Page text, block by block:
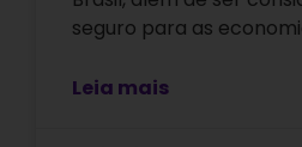
seguro para as
Leia mais